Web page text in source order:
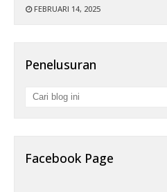
FEBRUARI 14, 2025
Penelusuran
Facebook Page